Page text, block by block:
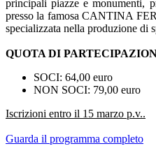
principali piazze e monumenti,
presso la famosa CANTINA
specializzata nella produzione di
QUOTA DI
SOCI: 64,00 euro
NON SOCI: 79,00 euro
Iscrizioni entro il 15 marzo p.v..
Guarda il programma completo